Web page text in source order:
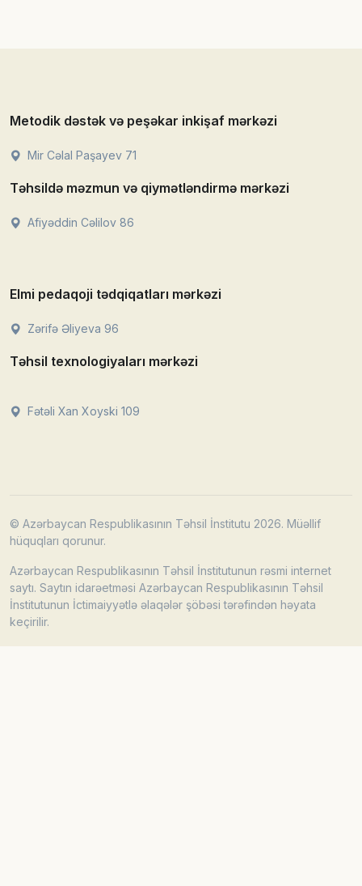
Metodik dəstək və peşəkar inkişaf mərkəzi
Mir Cəlal Paşayev 71
Təhsildə məzmun və qiymətləndirmə mərkəzi
Afiyəddin Cəlilov 86
Elmi pedaqoji tədqiqatları mərkəzi
Zərifə Əliyeva 96
Təhsil texnologiyaları mərkəzi
Fətəli Xan Xoyski 109
© Azərbaycan Respublikasının Təhsil İnstitutu 2026. Müəllif
hüquqları qorunur.
Azərbaycan Respublikasının Təhsil İnstitutunun rəsmi internet
saytı. Saytın idarəetməsi Azərbaycan Respublikasının Təhsil
İnstitutunun İctimaiyyətlə əlaqələr şöbəsi tərəfindən həyata
keçirilir.